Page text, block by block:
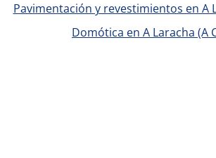
Pavimentación y revestimientos en A
Domótica en A Laracha (A